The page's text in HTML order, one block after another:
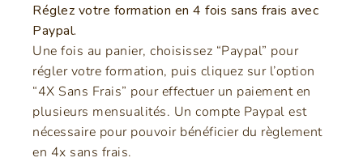
Réglez votre formation en 4 fois sans frais avec
Paypal.
Une fois au panier, choisissez “Paypal” pour
régler votre formation, puis cliquez sur l’option
“4X Sans Frais” pour effectuer un paiement en
plusieurs mensualités. Un compte Paypal est
nécessaire pour pouvoir bénéficier du règlement
en 4x sans frais.